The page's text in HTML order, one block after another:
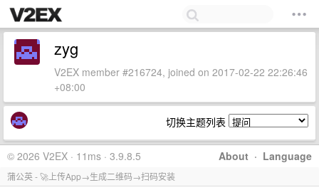
zyg
V2EX member #216724, joined on 2017-02-22 22:26:46
+08:00
切换主题列表
About · Language
© 2026 V2EX · 11ms · 3.9.8.5
蒲公英 - 🚀上传App→生成二维码→扫码安装